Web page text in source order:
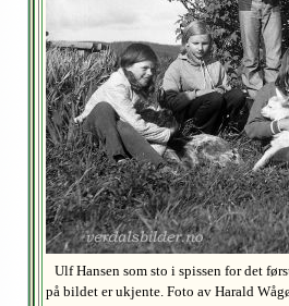
Ulf Hansen som sto i spissen for det
på bildet er ukjente. Foto av Harald